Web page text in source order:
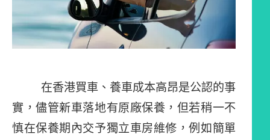
在香港買車、養車成本高昂是公認的事
實，儘管新車落地有原廠保養，但若稍一不
慎在保養期內交予獨立車房維修，例如簡單